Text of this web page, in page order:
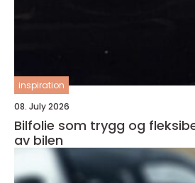
inspiration
08. July 2026
Bilfolie som trygg og
av bilen